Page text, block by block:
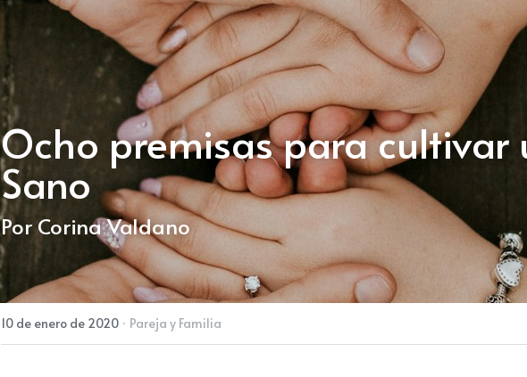
Ocho premisas para cultivar
Sano
Por Corina Valdano
10 de enero de 2020 · Pareja y Familia